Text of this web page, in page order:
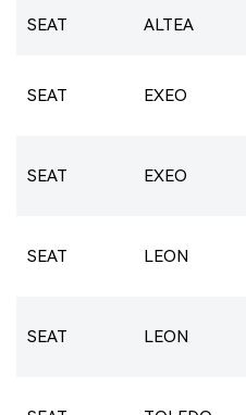
SEAT ALTEA
SEAT EXEO
SEAT EXEO
SEAT LEON
SEAT LEON